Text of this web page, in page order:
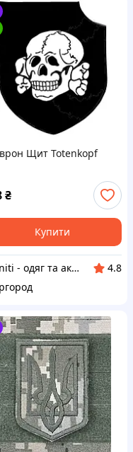
Щит Totenkopf
₴
Купити
Infiniti - одяг та аксесуари
4.8